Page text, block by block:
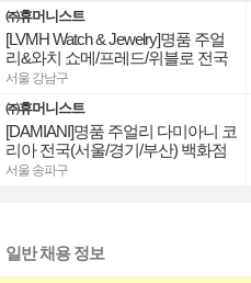
㈜휴머니스트
[LVMH Watch & Jewelry]명품 주얼
리&와치 쇼메/프레드/위블로 전국
점장/부점장/판매사원 채용
서울 강남구
㈜휴머니스트
[DAMIANI]명품 주얼리 다미아니 코
리아 전국(서울/경기/부산) 백화점
부점장/판매사원 채용
서울 송파구
일반 채용 정보